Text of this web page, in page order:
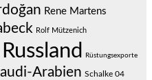
Rene Martens
Rolf Mützenich
Russland Rüstungsexporte
Arabien Schalke 04